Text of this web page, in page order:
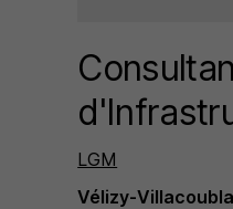
LGM
Vélizy-